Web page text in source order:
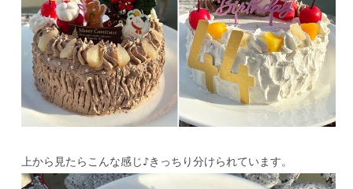
上から見たらこんな感じ♪きっちり分けられています。